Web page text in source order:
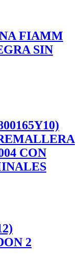
FIAMM
SIN
CON
2